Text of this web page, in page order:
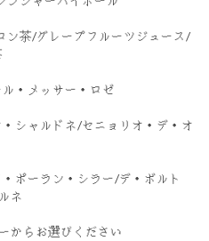
ン茶/グレープフルーツジュース/
・メッサー・ロゼ
シャルドネ/セニョリオ・デ・オ
ポーラン・シラー/デ・ボルト
ネ
からお選びください